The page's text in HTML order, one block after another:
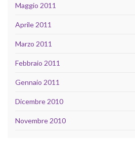
Maggio 2011
Aprile 2011
Marzo 2011
Febbraio 2011
Gennaio 2011
Dicembre 2010
Novembre 2010